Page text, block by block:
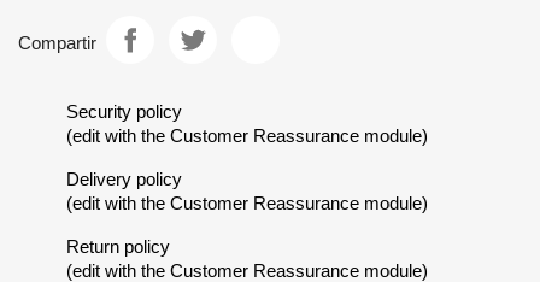
Compartir
Security policy
(edit with the Customer Reassurance module)
Delivery policy
(edit with the Customer Reassurance module)
Return policy
(edit with the Customer Reassurance module)